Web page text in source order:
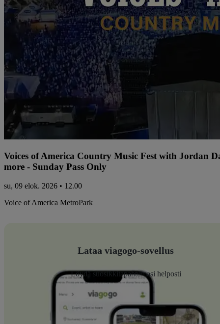
Voices of America Country Music Fest with Jordan
more - Sunday Pass Only
su, 09 elok. 2026 • 12.00
Voice of America MetroPark
Lataa viagogo-sovellus
Löydä suosikkitapahtumasi helposti